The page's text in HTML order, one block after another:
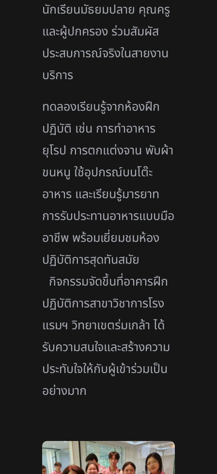
นักเรียนมัธยมปลาย คุณครู
และผู้ปกครอง ร่วมสัมผัส
ประสบการณ์จริงในสายงาน
บริการ
ทดลองเรียนรู้จากห้องฝึก
ปฏิบัติ เช่น การทำอาหาร
ยุโรป การตกแต่งจาน พับผ้า
ขนหนู ใช้อุปกรณ์บนโต๊ะ
อาหาร และเรียนรู้มารยาท
การรับประทานอาหารแบบมือ
อาชีพ พร้อมเยี่ยมชมห้อง
ปฏิบัติการสุดทันสมัย
กิจกรรมจัดขึ้นที่อาคารฝึก
ปฏิบัติการสาขาวิชาการโรง
แรมฯ วิทยาเขตร่มเกล้า ได้
รับความสนใจและสร้างความ
ประทับใจให้กับผู้เข้าร่วมเป็น
อย่างมาก